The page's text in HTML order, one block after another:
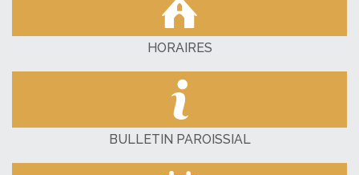
HORAIRES
BULLETIN PAROISSIAL